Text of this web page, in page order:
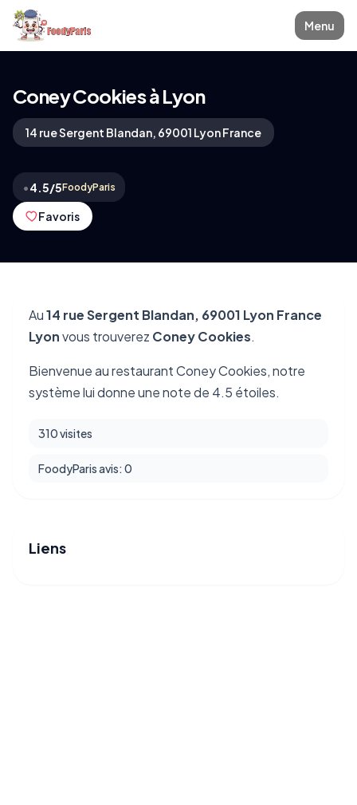
Menu
Coney Cookies à Lyon
14 rue Sergent Blandan, 69001 Lyon France
•4.5/5FoodyParis
Favoris
Au14 rue Sergent Blandan, 69001 Lyon France
Lyonvous trouverez Coney Cookies.
Bienvenue au restaurant Coney Cookies, notre
système lui donne une note de 4.5 étoiles.
310 visites
FoodyParis avis: 0
Liens